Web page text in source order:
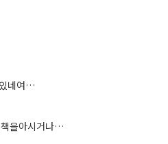
네여…
을아시거나…